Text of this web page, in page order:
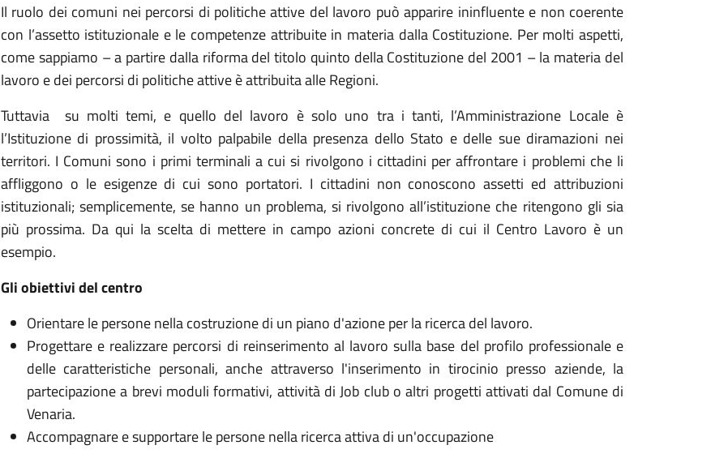
Il ruolo dei comuni nei percorsi di politiche attive del lavoro può apparire ininfluente e non coerente
con l’assetto istituzionale e le competenze attribuite in materia dalla Costituzione. Per molti aspetti,
come sappiamo – a partire dalla riforma del titolo quinto della Costituzione del 2001 – la materia del
lavoro e dei percorsi di politiche attive è attribuita alle Regioni.
Tuttavia su molti temi, e quello del lavoro è solo uno tra i tanti, l’Amministrazione Locale è
l’Istituzione di prossimità, il volto palpabile della presenza dello Stato e delle sue diramazioni nei
territori. I Comuni sono i primi terminali a cui si rivolgono i cittadini per affrontare i problemi che li
affliggono o le esigenze di cui sono portatori. I cittadini non conoscono assetti ed attribuzioni
istituzionali; semplicemente, se hanno un problema, si rivolgono all’istituzione che ritengono gli sia
più prossima. Da qui la scelta di mettere in campo azioni concrete di cui il Centro Lavoro è un
esempio.
Gli obiettivi del centro
Orientare le persone nella costruzione di un piano d'azione per la ricerca del lavoro.
Progettare e realizzare percorsi di reinserimento al lavoro sulla base del profilo professionale e
delle caratteristiche personali, anche attraverso l'inserimento in tirocinio presso aziende, la
partecipazione a brevi moduli formativi, attività di Job club o altri progetti attivati dal Comune di
Venaria.
Accompagnare e supportare le persone nella ricerca attiva di un'occupazione